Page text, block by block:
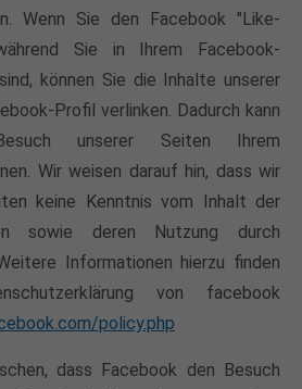
Wenn Sie den Facebook "Like-
Sie in Ihrem Facebook-
können Sie die Inhalte unserer
Profil verlinken. Dadurch kann
unserer Seiten Ihrem
Wir weisen darauf hin, dass wir
keine Kenntnis vom Inhalt der
sowie deren Nutzung durch
Informationen hierzu finden
von facebook
policy.php
dass Facebook den Besuch